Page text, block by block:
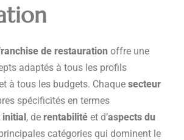
de restauration offre une
adaptés à tous les profils
à tous les budgets. Chaque secteur
spécificités en termes
initial, de rentabilité et d’aspects du
catégories qui dominent le